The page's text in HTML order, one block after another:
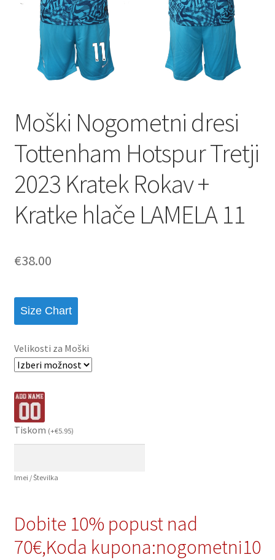
Moški Nogometni dresi
Tottenham Hotspur Tretji
2023 Kratek Rokav +
Kratke hlače LAMELA 11
€38.00
Size Chart
Velikosti za Moški
Tiskom (+€5.95)
Imei / Številka
Dobite 10% popust nad
70€,Koda kupona:nogometni10